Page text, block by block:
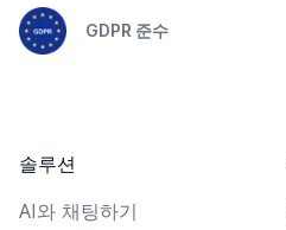
GDPR 준수
솔루션
AI와 채팅하기